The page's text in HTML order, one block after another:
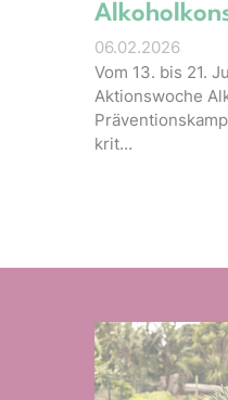
06.02.2026
Vom 13. bis 21.
Aktionswoche
krit…